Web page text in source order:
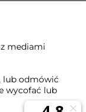
mediami
lub odmówić
wycofać lub